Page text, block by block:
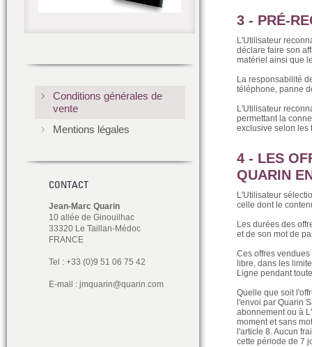
3 - PRÉ-
L'Utilisateur
déclare faire son
matériel ainsi que
La responsabilité
téléphone, panne
L'Utilisateur
permettant la
exclusive selon les
4 - LES
QUARIN
L'Utilisateur
celle dont le
Les durées des
et de son mot de
Ces offres
libre, dans les
Ligne pendant
Quelle que soit
l'envoi par Quarin
abonnement ou à
moment et sans
l'article 8. Aucun
cette période de 7
Conditions générales de
vente
Mentions légales
CONTACT
Jean-Marc Quarin
10 allée de Ginouilhac
33320 Le Taillan-Médoc
FRANCE
Tel : +33 (0)9 51 06 75 42
E-mail : jmquarin@quarin.com